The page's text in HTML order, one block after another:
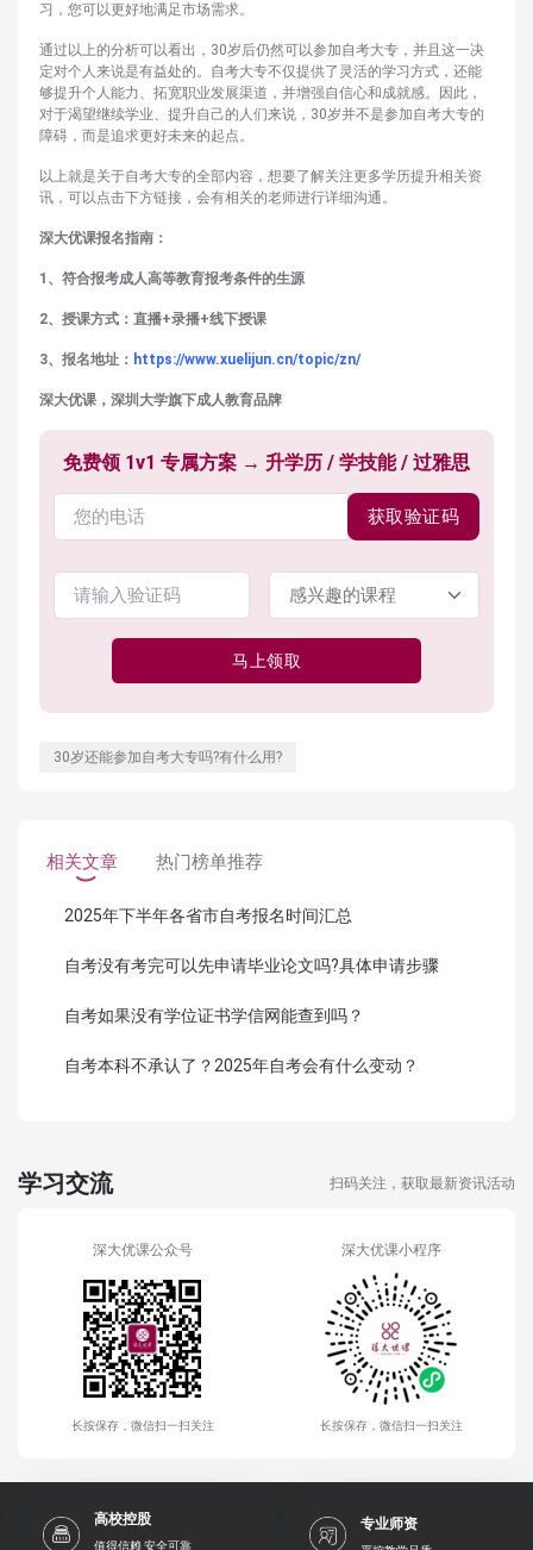
习，您可以更好地满足市场需求。
通过以上的分析可以看出，30岁后仍然可以参加自考大专，并且这一决
定对个人来说是有益处的。自考大专不仅提供了灵活的学习方式，还能
够提升个人能力、拓宽职业发展渠道，并增强自信心和成就感。因此，
对于渴望继续学业、提升自己的人们来说，30岁并不是参加自考大专的
障碍，而是追求更好未来的起点。
以上就是关于自考大专的全部内容，想要了解关注更多学历提升相关资
讯，可以点击下方链接，会有相关的老师进行详细沟通。
深大优课报名指南：
1、符合报考成人高等教育报考条件的生源
2、授课方式：直播+录播+线下授课
3、报名地址： https://www.xuelijun.cn/topic/zn/
深大优课，深圳大学旗下成人教育品牌
免费领 1v1 专属方案 → 升学历 / 学技能 / 过雅思
获取验证码
马上领取
30岁还能参加自考大专吗?有什么用?
相关文章 热门榜单推荐
2025年下半年各省市自考报名时间汇总
自考没有考完可以先申请毕业论文吗?具体申请步骤
自考如果没有学位证书学信网能查到吗？
自考本科不承认了？2025年自考会有什么变动？
学习交流 扫码关注，获取最新资讯活动
深大优课公众号
长按保存，微信扫一扫关注
深大优课小程序
长按保存，微信扫一扫关注
高校控股
值得信赖 安全可靠
专业师资